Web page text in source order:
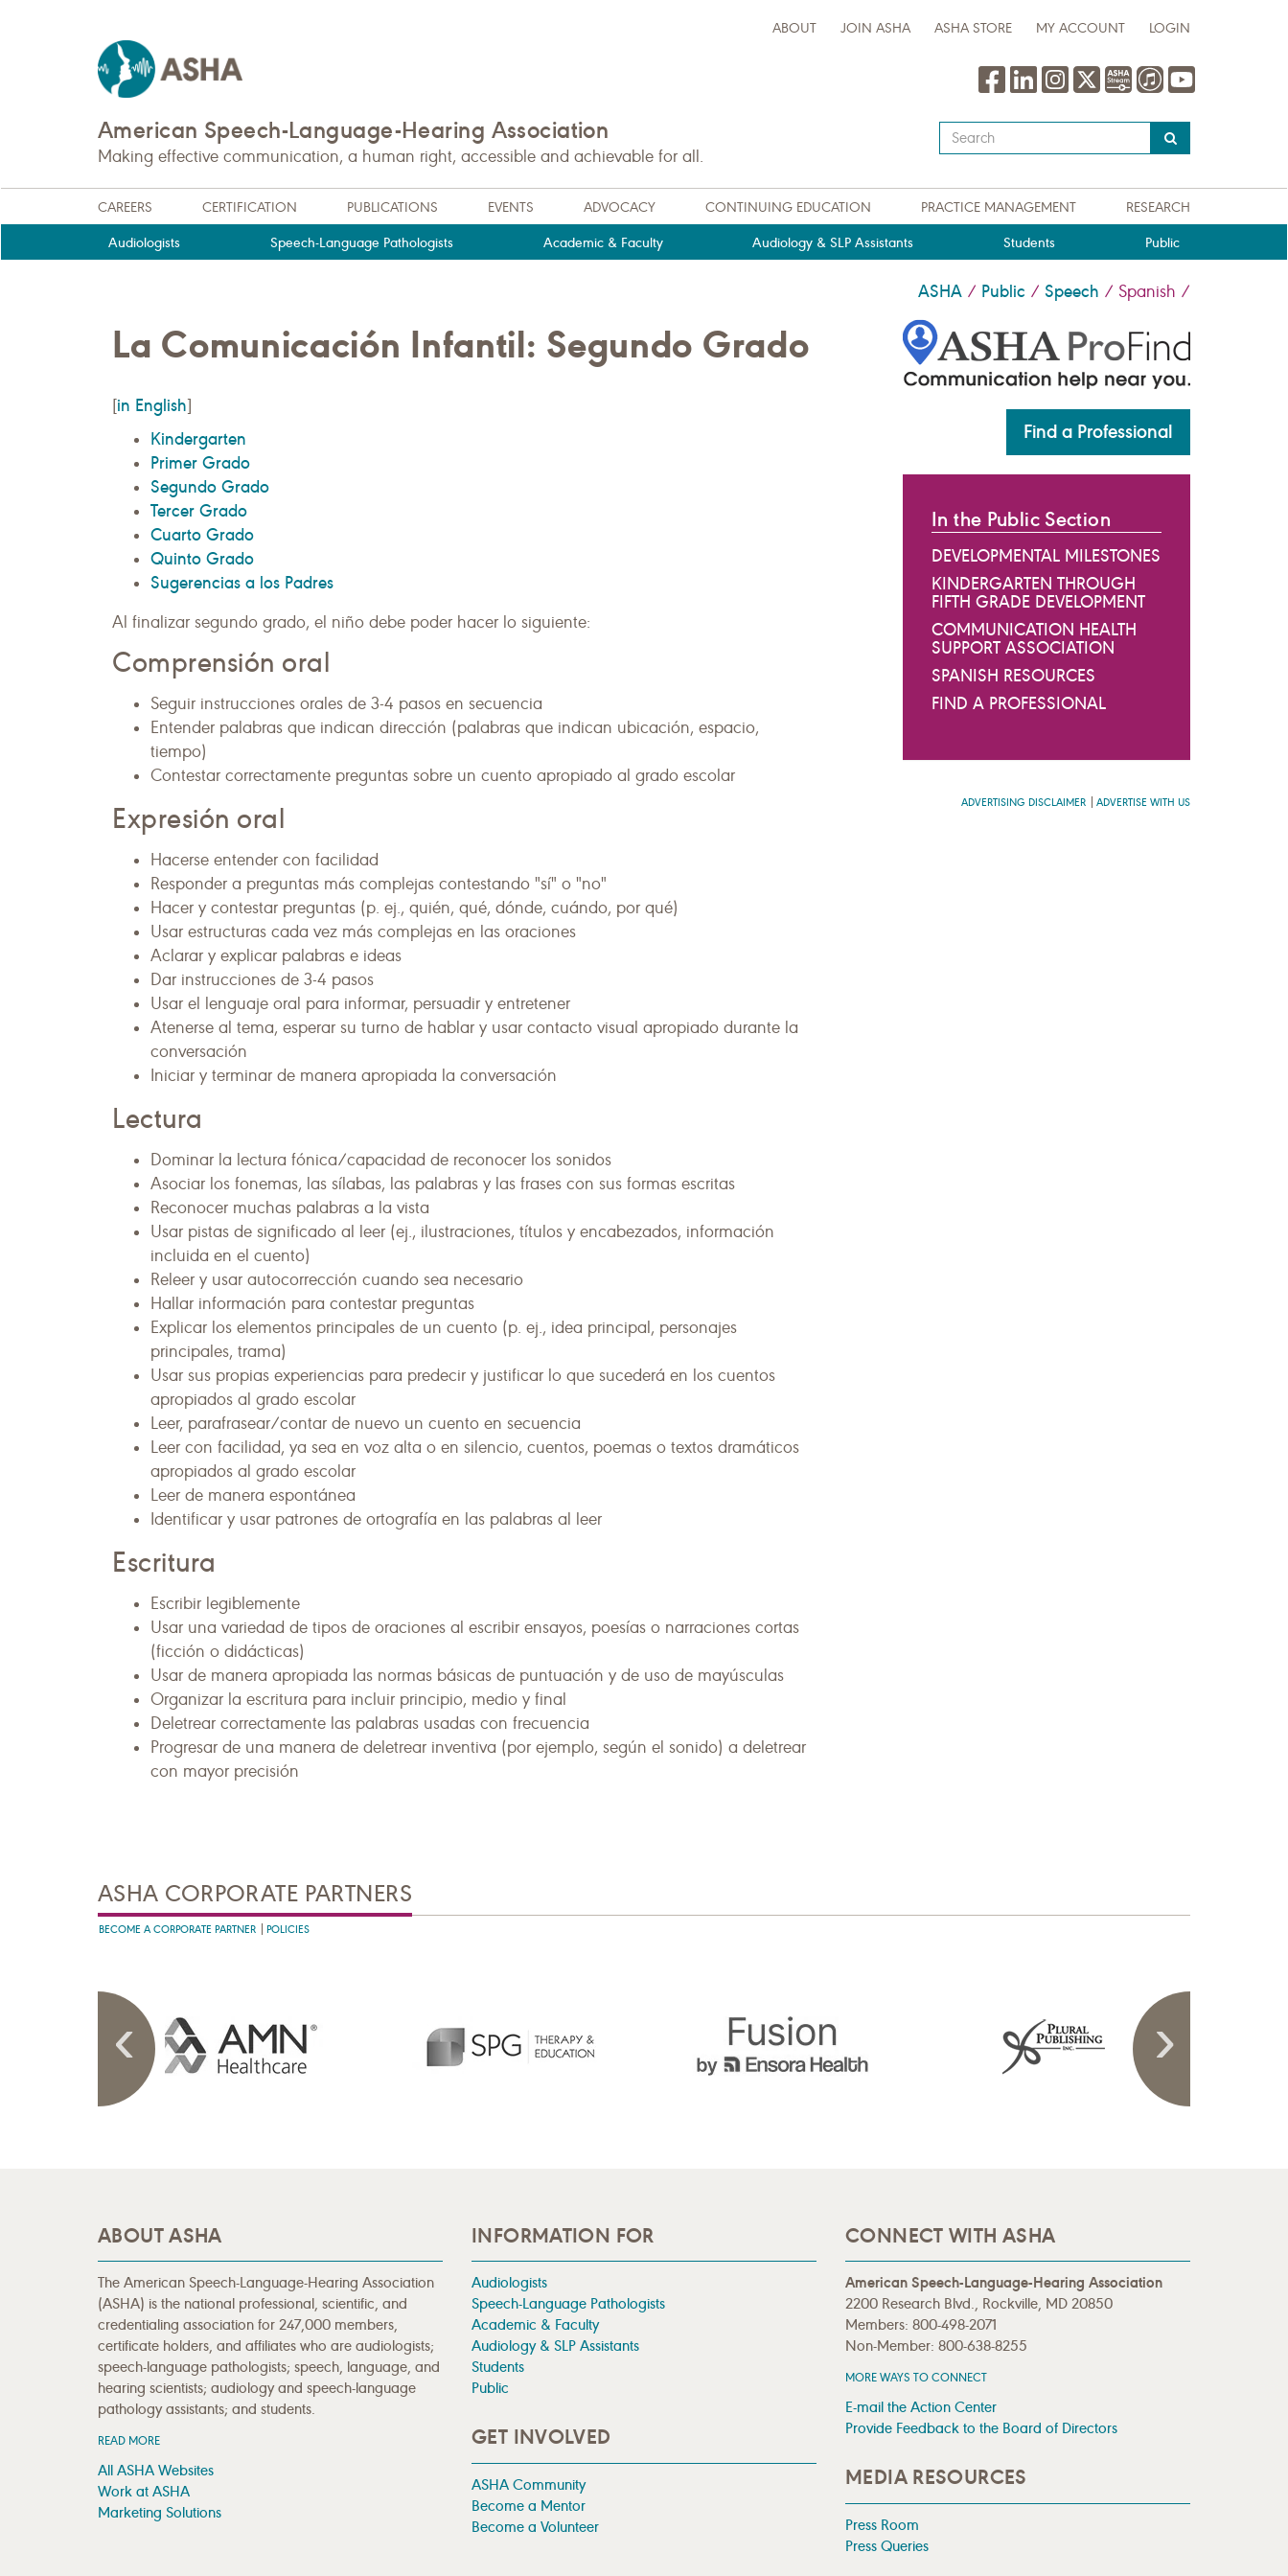
ABOUT JOIN ASHA ASHA STORE MY ACCOUNT LOGIN
American Speech-Language-Hearing Association
Making effective communication, a human right, accessible and achievable for all.
Type
your
query
here
CAREERS CERTIFICATION PUBLICATIONS EVENTS ADVOCACY CONTINUING EDUCATION PRACTICE MANAGEMENT RESEARCH
Audiologists Speech-Language Pathologists Academic & Faculty Audiology & SLP Assistants Students Public
ASHA / Public / Speech / Spanish /
La Comunicación Infantil: Segundo Grado
[in English]
Kindergarten
Primer Grado
Segundo Grado
Tercer Grado
Cuarto Grado
Quinto Grado
Sugerencias a los Padres
Al finalizar segundo grado, el niño debe poder hacer lo siguiente:
Comprensión oral
Seguir instrucciones orales de 3-4 pasos en secuencia
Entender palabras que indican dirección (palabras que indican ubicación, espacio,
tiempo)
Contestar correctamente preguntas sobre un cuento apropiado al grado escolar
Expresión oral
Hacerse entender con facilidad
Responder a preguntas más complejas contestando "sí" o "no"
Hacer y contestar preguntas (p. ej., quién, qué, dónde, cuándo, por qué)
Usar estructuras cada vez más complejas en las oraciones
Aclarar y explicar palabras e ideas
Dar instrucciones de 3-4 pasos
Usar el lenguaje oral para informar, persuadir y entretener
Atenerse al tema, esperar su turno de hablar y usar contacto visual apropiado durante la
conversación
Iniciar y terminar de manera apropiada la conversación
Lectura
Dominar la lectura fónica/capacidad de reconocer los sonidos
Asociar los fonemas, las sílabas, las palabras y las frases con sus formas escritas
Reconocer muchas palabras a la vista
Usar pistas de significado al leer (ej., ilustraciones, títulos y encabezados, información
incluida en el cuento)
Releer y usar autocorrección cuando sea necesario
Hallar información para contestar preguntas
Explicar los elementos principales de un cuento (p. ej., idea principal, personajes
principales, trama)
Usar sus propias experiencias para predecir y justificar lo que sucederá en los cuentos
apropiados al grado escolar
Leer, parafrasear/contar de nuevo un cuento en secuencia
Leer con facilidad, ya sea en voz alta o en silencio, cuentos, poemas o textos dramáticos
apropiados al grado escolar
Leer de manera espontánea
Identificar y usar patrones de ortografía en las palabras al leer
Escritura
Escribir legiblemente
Usar una variedad de tipos de oraciones al escribir ensayos, poesías o narraciones cortas
(ficción o didácticas)
Usar de manera apropiada las normas básicas de puntuación y de uso de mayúsculas
Organizar la escritura para incluir principio, medio y final
Deletrear correctamente las palabras usadas con frecuencia
Progresar de una manera de deletrear inventiva (por ejemplo, según el sonido) a deletrear
con mayor precisión
Find a Professional
In the Public Section
DEVELOPMENTAL MILESTONES
KINDERGARTEN THROUGH
FIFTH GRADE DEVELOPMENT
COMMUNICATION HEALTH
SUPPORT ASSOCIATION
SPANISH RESOURCES
FIND A PROFESSIONAL
ADVERTISING DISCLAIMER ADVERTISE WITH US
ASHA CORPORATE PARTNERS
BECOME A CORPORATE PARTNER POLICIES
ABOUT ASHA
The American Speech-Language-Hearing Association
(ASHA) is the national professional, scientific, and
credentialing association for 247,000 members,
certificate holders, and affiliates who are audiologists;
speech-language pathologists; speech, language, and
hearing scientists; audiology and speech-language
pathology assistants; and students.
READ MORE
All ASHA Websites
Work at ASHA
Marketing Solutions
INFORMATION FOR
Audiologists
Speech-Language Pathologists
Academic & Faculty
Audiology & SLP Assistants
Students
Public
GET INVOLVED
ASHA Community
Become a Mentor
Become a Volunteer
CONNECT WITH ASHA
American Speech-Language-Hearing Association
2200 Research Blvd., Rockville, MD 20850
Members: 800-498-2071
Non-Member: 800-638-8255
MORE WAYS TO CONNECT
E-mail the Action Center
Provide Feedback to the Board of Directors
MEDIA RESOURCES
Press Room
Press Queries